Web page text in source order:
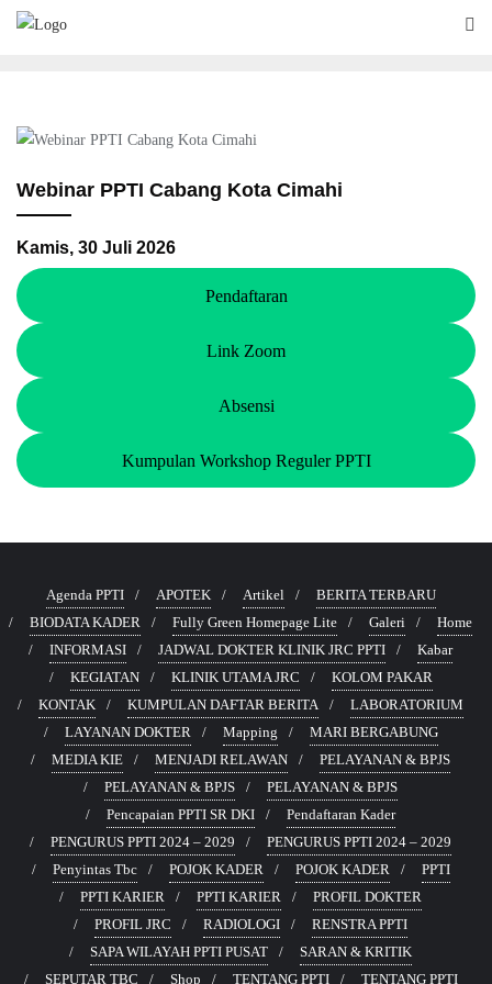
Skip
Webinar PPTI Cabang Kota Cimahi
Kamis, 30 Juli 2026
Pendaftaran
Link Zoom
Absensi
Kumpulan Workshop Reguler PPTI
Agenda PPTI APOTEK Artikel
BERITA TERBARU
BIODATA KADER
Fully Green Homepage Lite Galeri
Home
INFORMASI
JADWAL DOKTER KLINIK JRC PPTI
Kabar
KEGIATAN
KLINIK UTAMA JRC
KOLOM PAKAR
KONTAK
KUMPULAN DAFTAR BERITA
LABORATORIUM
LAYANAN DOKTER
Mapping
MARI BERGABUNG
MEDIA KIE
MENJADI RELAWAN
PELAYANAN & BPJS
PELAYANAN & BPJS
PELAYANAN & BPJS
Pencapaian PPTI SR DKI
Pendaftaran Kader
PENGURUS PPTI 2024 – 2029
PENGURUS PPTI 2024 – 2029
Penyintas Tbc
POJOK KADER POJOK KADER
PPTI
PPTI KARIER
PPTI KARIER
PROFIL DOKTER
PROFIL JRC
RADIOLOGI
RENSTRA PPTI
SAPA WILAYAH PPTI PUSAT
SARAN & KRITIK
SEPUTAR TBC
Shop TENTANG PPTI TENTANG PPTI